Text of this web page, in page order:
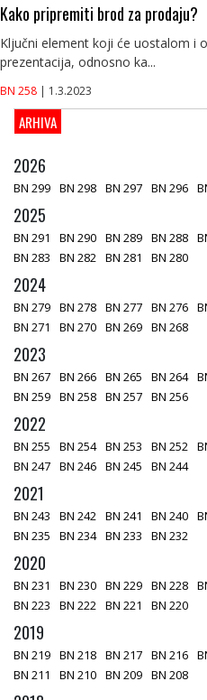
Kako pripremiti brod za prodaju?
Ključni element koji će uostalom i
prezentacija, odnosno ka...
BN 258 | 1.3.2023
ARHIVA
2026
BN 299 BN 298 BN 297 BN 296
2025
BN 291 BN 290 BN 289 BN 288
BN 283
BN 282 BN 281 BN 280
2024
BN 279 BN 278 BN 277 BN 276
BN 271
BN 270 BN 269 BN 268
2023
BN 267 BN 266 BN 265 BN 264
BN 259 BN 258 BN 257 BN 256
2022
BN 255 BN 254 BN 253 BN 252
BN 247 BN 246 BN 245 BN 244
2021
BN 243 BN 242 BN 241 BN 240
BN 235
BN 234 BN 233 BN 232
2020
BN 231 BN 230 BN 229 BN 228
BN 223
BN 222 BN 221 BN 220
2019
BN 219 BN 218 BN 217 BN 216
BN 211
BN 210 BN 209 BN 208